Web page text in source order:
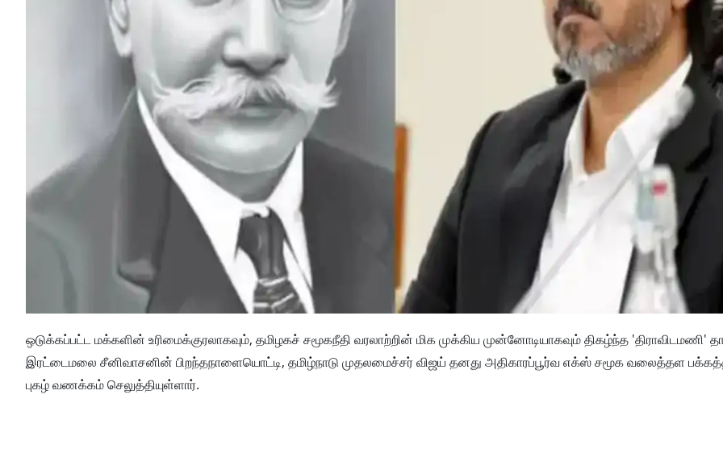
ஒடுக்கப்பட்ட மக்களின் உரிமைக்குரலாகவும், தமிழகச் சமூகநீதி வரலாற்றின் மிக முக்கிய முன்னோடியாகவும் திகழ்ந்த 'திராவிடமணி'
இரட்டைமலை சீனிவாசனின் பிறந்தநாளையொட்டி, தமிழ்நாடு முதலமைச்சர் விஜய் தனது அதிகாரப்பூர்வ எக்ஸ் சமூக வலைத்தள
புகழ் வணக்கம் செலுத்தியுள்ளார்.